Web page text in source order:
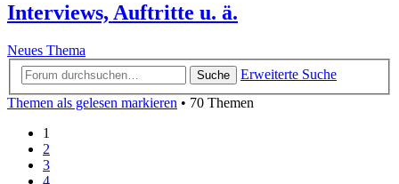
Interviews, Auftritte u. ä.
Neues Thema
Suche
Erweiterte Suche
Themen als gelesen markieren • 70 Themen
1
2
3
4